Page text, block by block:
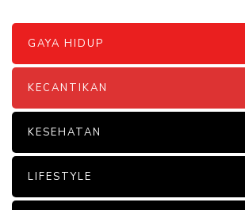
GAYA HIDUP
KECANTIKAN
KESEHATAN
LIFESTYLE